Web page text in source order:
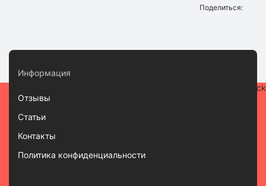
Поделиться:
Информация
Отзывы
Статьи
Контакты
Политика конфиденциальности